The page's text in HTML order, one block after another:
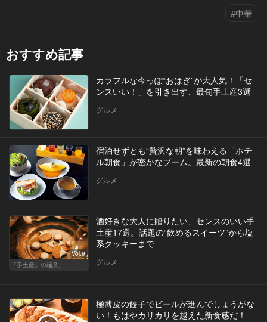
#中華
おすすめ記事
カラフルな今っぽ“おはぎ”が大人気！「セ
ンスいい！」を引き出す、最旬手土産3選
グルメ
宿泊せずとも“贅沢な朝”を味わえる「ホテ
ル朝食」が密かなブーム。最新の朝食4選
グルメ
Vol.9
「手土産」の極意。
酒好きな大人に贈りたい、センスのいい手
土産17選。話題の“飲めるスイーツ”から塩
系クッキーまで
グルメ
極薄皮の餃子でビールが進んでしょうがな
い！もはやカリカリを越えた新食感だ！